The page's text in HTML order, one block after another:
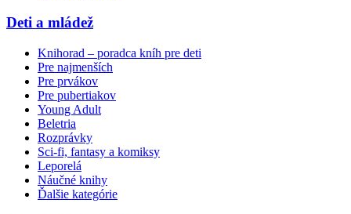
Deti a mládež
Knihorad – poradca kníh pre deti
Pre najmenších
Pre prvákov
Pre pubertiakov
Young Adult
Beletria
Rozprávky
Sci-fi, fantasy a komiksy
Leporelá
Náučné knihy
Ďalšie kategórie